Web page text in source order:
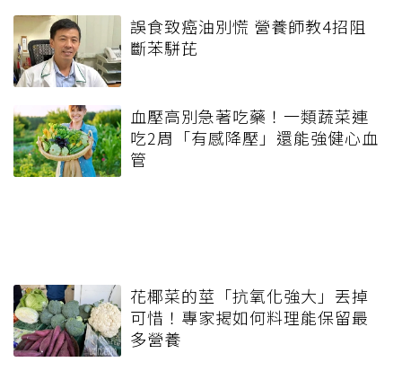
誤食致癌油別慌 營養師教4招阻
斷苯駢芘
血壓高別急著吃藥！一類蔬菜連
吃2周「有感降壓」還能強健心血
管
花椰菜的莖「抗氧化強大」丟掉
可惜！專家揭如何料理能保留最
多營養